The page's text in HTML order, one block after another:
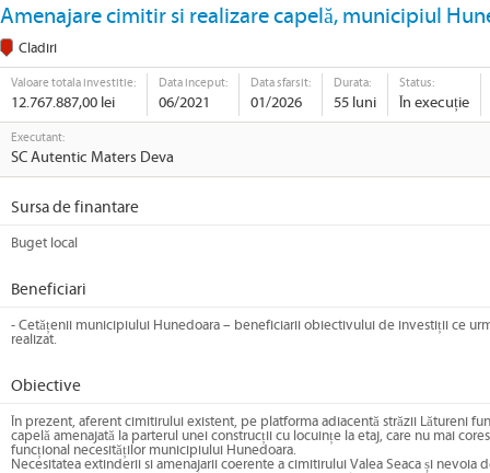
Amenajare cimitir si realizare capelă, municipiul
Cladiri
Valoare totala investitie:
12.767.887,00 lei
Data inceput:
06/2021
Data sfarsit:
01/2026
Durata:
55 luni
Status:
În execuție
Executant:
SC Autentic Maters Deva
Sursa de finantare
Buget local
Beneficiari
- Cetățenii municipiului Hunedoara – beneficiarii obiectivului de investiții ce
realizat.
Obiective
În prezent, aferent cimitirului existent, pe platforma adiacentă străzii Lătureni
capelă amenajată la parterul unei construcții cu locuințe la etaj, care nu mai
funcțional necesităților municipiului Hunedoara.
Necesitatea extinderii si amenajarii coerente a cimitirului Valea Seaca și nevoia